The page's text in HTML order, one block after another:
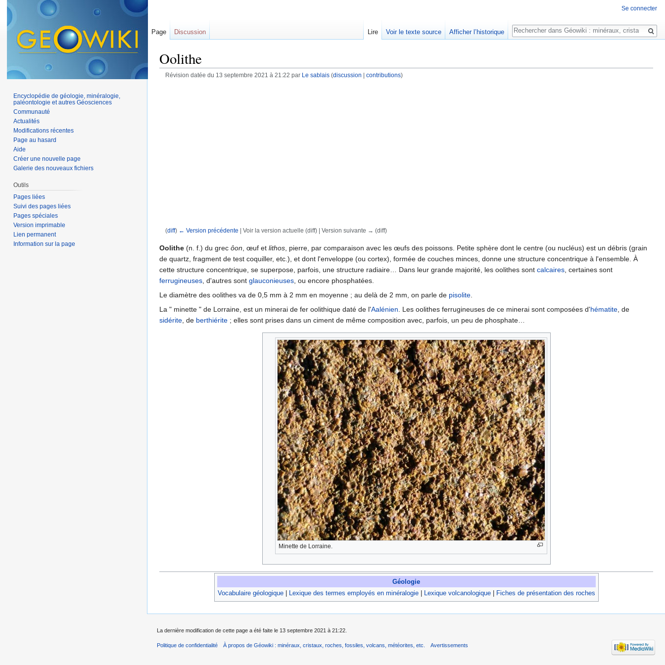
Oolithe
Révision datée du 13 septembre 2021 à 21:22 par Le sablais (discussion contributions)
(diff) ← Version précédente | Voir la version actuelle (diff) | Version suivante → (diff)
Oolithe (n. f.) du grec ôon , œuf et lithos , pierre, par comparaison avec les œufs des poissons. Petite sphère dont le centre (ou nucléus) est un débris (grain
de quartz, fragment de test coquiller, etc.), et dont l'enveloppe (ou cortex), formée de couches minces, donne une structure concentrique à l'ensemble. À
cette structure concentrique, se superpose, parfois, une structure radiaire… Dans leur grande majorité, les oolithes sont calcaires , certaines sont
ferrugineuses , d'autres sont glauconieuses , ou encore phosphatées.
Le diamètre des oolithes va de 0,5 mm à 2 mm en moyenne ; au delà de 2 mm, on parle de pisolite
La " minette " de Lorraine, est un minerai de fer oolithique daté de l'Aalénien . Les oolithes ferrugineuses de ce minerai sont composées d'hématite , de
sidérite , de berthiérite ; elles sont prises dans un ciment de même composition avec, parfois, un peu de phosphate…
Minette de Lorraine.
Géologie
Vocabulaire géologique| Lexique des termes employés en minéralogie| Lexique volcanologique| Fiches de présentation des roches
Se connecter
Page Discussion Lire Voir le texte source Afficher l’historique
Rechercher
Encyclopédie de géologie, minéralogie,
paléontologie et autres Géosciences
Communauté
Actualités
Modifications récentes
Page au hasard
Aide
Créer une nouvelle page
Galerie des nouveaux fichiers
Outils
Pages liées
Suivi des pages liées
Pages spéciales
Version imprimable
Lien permanent
Information sur la page
La dernière modification de cette page a été faite le 13 septembre 2021 à 21:22.
Politique de confidentialité À propos de Géowiki : minéraux, cristaux, roches, fossiles, volcans, météorites, etc. Avertissements